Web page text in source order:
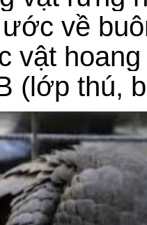
về
vật
(lớp thú,